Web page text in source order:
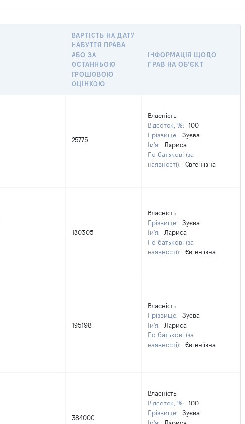
ВАРТІСТЬ НА ДАТУ
НАБУТТЯ ПРАВА
АБО ЗА
ОСТАННЬОЮ
ГРОШОВОЮ
ОЦІНКОЮ
ІНФОРМАЦІЯ ЩОДО
ПРАВ НА ОБ'ЄКТ
25775
Власність
Відсоток, %:
100
Прізвище:
Зуєва
Ім'я:
Лариса
По батькові (за
наявності):
Євгеніївна
180305
Власність
Прізвище:
Зуєва
Ім'я:
Лариса
По батькові (за
наявності):
Євгеніївна
195198
Власність
Прізвище:
Зуєва
Ім'я:
Лариса
По батькові (за
наявності):
Євгеніївна
384000
Власність
Відсоток, %:
100
Прізвище:
Зуєва
Ім'я:
Лариса